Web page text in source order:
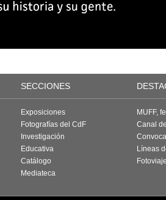
SECCIONES
Exposiciones
Fotografías del CdF
Investigación
Educativa
Catálogo
Mediateca
MUFF,
Canal
Líneas